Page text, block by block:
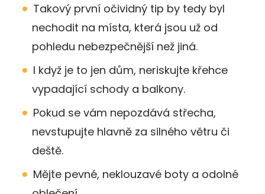
Takový první očividný tip by tedy byl
nechodit na místa, která jsou už od
pohledu nebezpečnější než jiná.
I když je to jen dům, neriskujte křehce
vypadající schody a balkony.
Pokud se vám nepozdává střecha,
nevstupujte hlavně za silného větru či
deště.
Mějte pevné, neklouzavé boty a odolné